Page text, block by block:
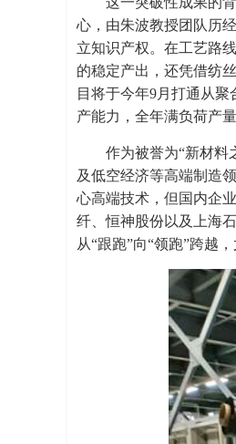
心，由朱波教授团队历
立知识产权。在工艺路
的稳定产出，还凭借纺
目将于今年9月打通从
产能力，全年满负荷产
作为被誉为“新材料
及低空经济等高端制造
心高端技术，但国内企
纤、恒神股份以及上海
从“跟跑”向“领跑”跨越